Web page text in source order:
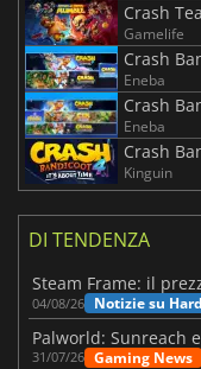
Crash
Gamelife
Crash
Eneba
Crash
Eneba
Crash
Kinguin
DI TENDENZA
04/08/26 Notizie su
31/07/26 Gaming News